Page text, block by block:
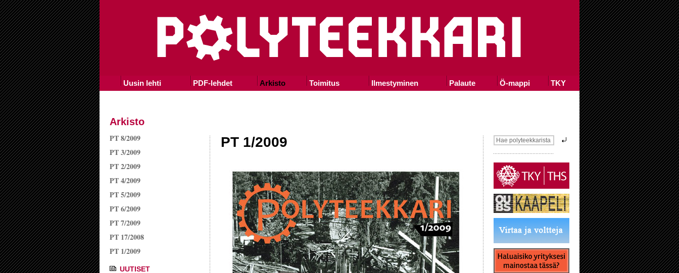
Uusin lehti PDF-lehdet Arkisto Toimitus Ilmestyminen Palaute Ö-mappi TKY
Arkisto
PT 8/2009
PT 3/2009
PT 2/2009
PT 4/2009
PT 5/2009
PT 6/2009
PT 7/2009
PT 17/2008
PT 1/2009
UUTISET
PT 1/2009